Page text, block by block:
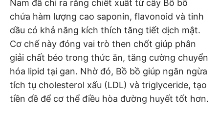
Nam đã chỉ ra rằng chiết xuất từ cây Bồ bồ
chứa hàm lượng cao saponin, flavonoid và tinh
dầu có khả năng kích thích tăng tiết dịch mật.
Cơ chế này đóng vai trò then chốt giúp phân
giải chất béo trong thức ăn, tăng cường chuyển
hóa lipid tại gan. Nhờ đó, Bồ bồ giúp ngăn ngừa
tích tụ cholesterol xấu (LDL) và triglyceride, tạo
tiền đề để cơ thể điều hòa đường huyết tốt hơn.